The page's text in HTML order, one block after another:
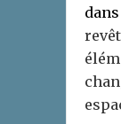
dans